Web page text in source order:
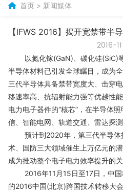
首页 > 新闻媒体
【IFWS 2016】揭开宽禁带半
2016-
以氮化镓(GaN)、碳化硅(SiC)
半导体材料已引发全球瞩目，成为
三代半导体具备禁带宽度大、击穿
移速率高、抗辐射能力强等优越性
电力电子器件的“核芯”，在半导体
信、智能电网、轨道交通、雷达探
预计到2020年，第三代半导体
术、国防三大领域催生上万亿元的
成为推动整个电子电力效率提升的关
2016年11月15日至17日，中国
的2016中国(北京)跨国技术转移大